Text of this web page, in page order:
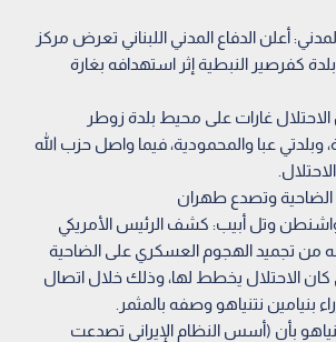
أعلن الدفاع المدني اللبناني تعرض مركز
كفرصير النبطية إثر استهدافه بغارة
غارات على محيط بلدة زوطر
وبلدتي عبا والمحمودية، فيما واصل حزب الله
وتصدع طهران
وتل أبيب: كشف الرئيس الأمريكي
من تجميد الهجوم العسكري على الضاحية
كان الاحتلال يخطط لها، وذلك خلال اتصال
بنيامين نتنياهو وصفه بالمثمر.
بأن (أسس النظام الإيراني تصدعت